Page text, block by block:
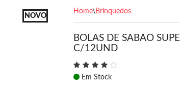
NOVO
Home\Brinquedos
BOLAS DE SABAO
C/12UND
Em Stock